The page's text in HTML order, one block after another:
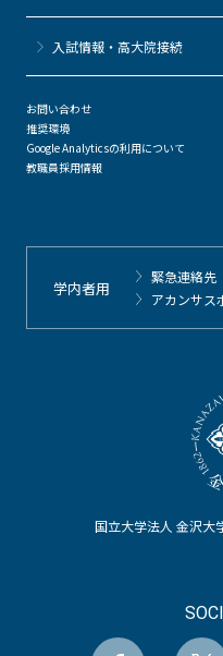
国立大学法人 金沢
⼊試情報・高大院接続
お問い合わせ
推奨環境
Google Analyticsの利用について
教職員採用情報
学内者用
緊急連絡先
アカンサス